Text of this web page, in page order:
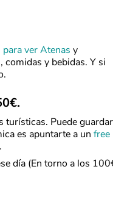
ver Atenas y
comidas y bebidas. Y si
turísticas. Puede guardar
es apuntarte a un free
día (En torno a los